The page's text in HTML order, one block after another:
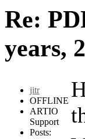
Re:
years,
jitr
OFFLINE
ARTIO
Support
Posts: